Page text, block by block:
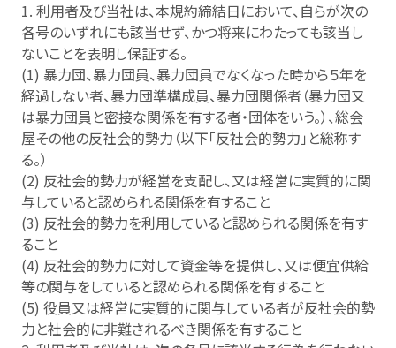
1. 利用者及び当社は、本規約締結日において、自らが次の
各号のいずれにも該当せず、かつ将来にわたっても該当し
ないことを表明し保証する。
(1) 暴力団、暴力団員、暴力団員でなくなった時から５年を
経過しない者、暴力団準構成員、暴力団関係者（暴力団又
は暴力団員と密接な関係を有する者・団体をいう。）、総会
屋その他の反社会的勢力（以下「反社会的勢力」と総称す
る。）
(2) 反社会的勢力が経営を支配し、又は経営に実質的に関
与していると認められる関係を有すること
(3) 反社会的勢力を利用していると認められる関係を有す
ること
(4) 反社会的勢力に対して資金等を提供し、又は便宜供給
等の関与をしていると認められる関係を有すること
(5) 役員又は経営に実質的に関与している者が反社会的勢
力と社会的に非難されるべき関係を有すること